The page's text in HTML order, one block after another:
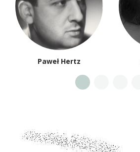
Paweł Hertz